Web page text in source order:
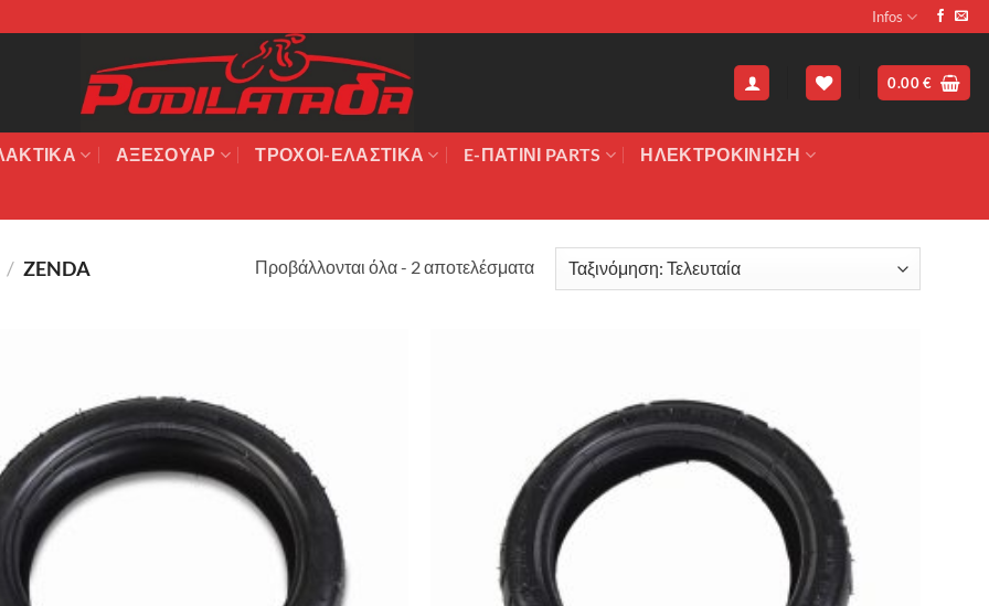
Infos
0.00€
ΑΞΕΣΟΥΆΡ ΤΡΟΧΟΙ-ΕΛΑΣΤΙΚΑ E-ΠΑΤΙΝΙ PARTS ΗΛΕΚΤΡΟΚΙΝΗΣΗ
/ ZENDA Προβάλλονται όλα - 2 αποτελέσματαSorted